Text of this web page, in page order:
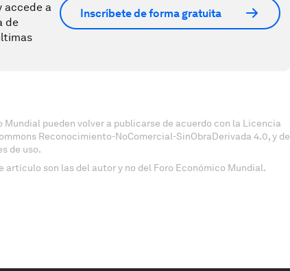
accede a
de
Inscríbete de forma gratuita
pueden volver a publicarse de acuerdo con la Licencia
Reconocimiento-NoComercial-SinObraDerivada 4.0, y de
de uso.
artículo son las del autor y no del Foro Económico Mundial.